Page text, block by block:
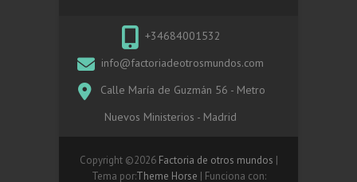
+34684001532
info@factoriadeotrosmundos.com
Calle María de Guzmán 56 - Metro
Nuevos Ministerios - Madrid
Copyright ©2026 Factoria de otros mundos |
Tema por:Theme Horse | Funciona con: